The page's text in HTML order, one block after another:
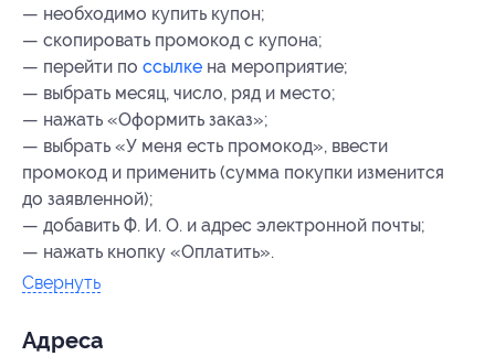
— необходимо купить купон;
— скопировать промокод с купона;
— перейти по ссылке на мероприятие;
— выбрать месяц, число, ряд и место;
— нажать «Оформить заказ»;
— выбрать «У меня есть промокод», ввести
промокод и применить (сумма покупки изменится
до заявленной);
— добавить Ф. И. О. и адрес электронной почты;
— нажать кнопку «Оплатить».
Свернуть
Адресa